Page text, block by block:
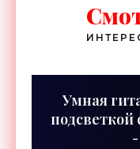
Умная
подсветкой